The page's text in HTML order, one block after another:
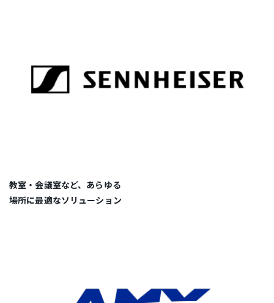
教室・会議室など、あらゆる
場所に最適なソリューション